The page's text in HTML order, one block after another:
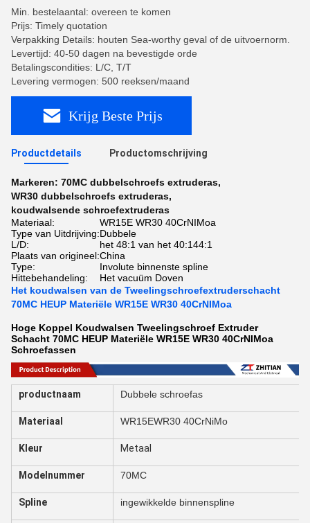
Min. bestelaantal: overeen te komen
Prijs: Timely quotation
Verpakking Details: houten Sea-worthy geval of de uitvoernorm.
Levertijd: 40-50 dagen na bevestigde orde
Betalingscondities: L/C, T/T
Levering vermogen: 500 reeksen/maand
Krijg Beste Prijs
Productdetails Productomschrijving
Markeren: 70MC dubbelschroefs extruderas,
WR30 dubbelschroefs extruderas,
koudwalsende schroefextruderas
Materiaal:
WR15E WR30 40CrNIMoa
Type van Uitdrijving:Dubbele
L/D:
het 48:1 van het 40:144:1
Plaats van origineel:China
Type:
Involute binnenste spline
Hittebehandeling:
Het vacuüm Doven
Het koudwalsen van de Tweelingschroefextruderschacht
70MC HEUP Materiële WR15E WR30 40CrNIMoa
Hoge Koppel Koudwalsen Tweelingschroef Extruder
Schacht 70MC HEUP Materiële WR15E WR30 40CrNIMoa
Schroefassen
productnaam Dubbele schroefas
Materiaal WR15EWR30 40CrNiMo
Kleur Metaal
Modelnummer 70MC
Spline ingewikkelde binnenspline